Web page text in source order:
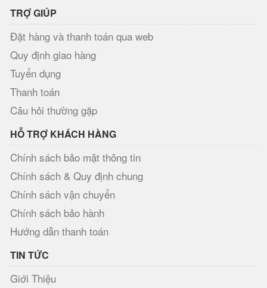
TRỢ GIÚP
Đặt hàng và thanh toán qua web
Quy định giao hàng
Tuyển dụng
Thanh toán
Câu hỏi thường gặp
HỖ TRỢ KHÁCH HÀNG
Chính sách bảo mật thông tin
Chính sách & Quy định chung
Chính sách vận chuyển
Chính sách bảo hành
Hướng dẫn thanh toán
TIN TỨC
Giới Thiệu